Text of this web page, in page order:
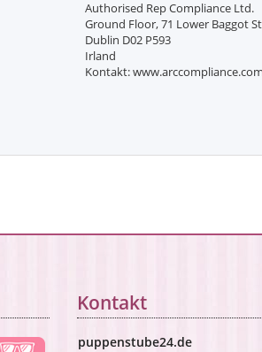
Authorised Rep Compliance Ltd.
Ground Floor, 71 Lower Baggot St
Dublin D02 P593
Irland
Kontakt:
Kontakt
puppenstube24.de